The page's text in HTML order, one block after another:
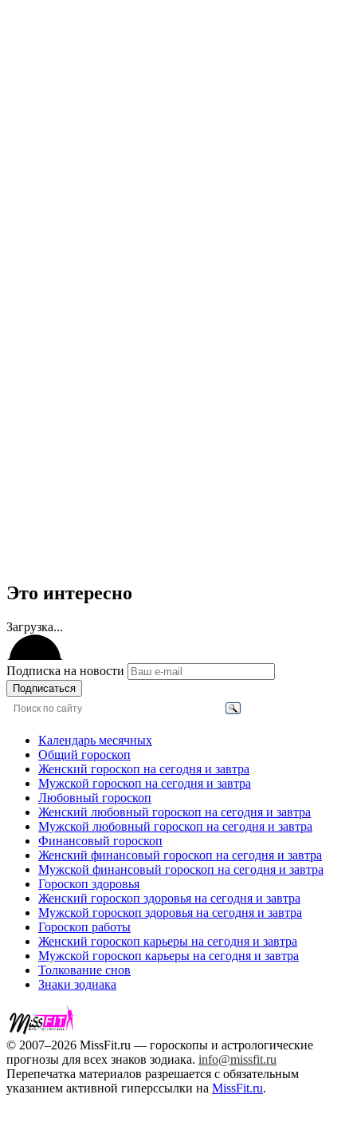
Это интересно
Загрузка...
Подписка на новости
Подписаться
Календарь месячных
Общий гороскоп
Женский гороскоп на сегодня и завтра
Мужской гороскоп на сегодня и завтра
Любовный гороскоп
Женский любовный гороскоп на сегодня и завтра
Мужской любовный гороскоп на сегодня и завтра
Финансовый гороскоп
Женский финансовый гороскоп на сегодня и завтра
Мужской финансовый гороскоп на сегодня и завтра
Гороскоп здоровья
Женский гороскоп здоровья на сегодня и завтра
Мужской гороскоп здоровья на сегодня и завтра
Гороскоп работы
Женский гороскоп карьеры на сегодня и завтра
Мужской гороскоп карьеры на сегодня и завтра
Толкование снов
Знаки зодиака
© 2007–2026 MissFit.ru — гороскопы и астрологические
прогнозы для всех знаков зодиака. info@missfit.ru
Перепечатка материалов разрешается с обязательным
указанием активной гиперссылки на MissFit.ru.